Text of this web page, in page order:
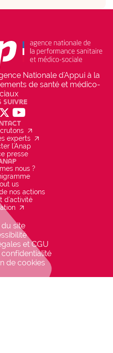
Professionnels
la politique de
OUI
Nationale d'Appui à la
de santé et médico-
suivre
social_x social_youtube
arrow_outward
experts arrow_outward
l'Anap
presse
nous ?
us
nos actions
d'activité
arrow_outward
du site
et CGU
de cookies